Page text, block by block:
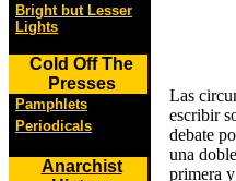
Bright but Lesser
Lights
Cold Off The
Presses
Pamphlets
Periodicals
Anarchist
Las
escribir
debate
una
primera